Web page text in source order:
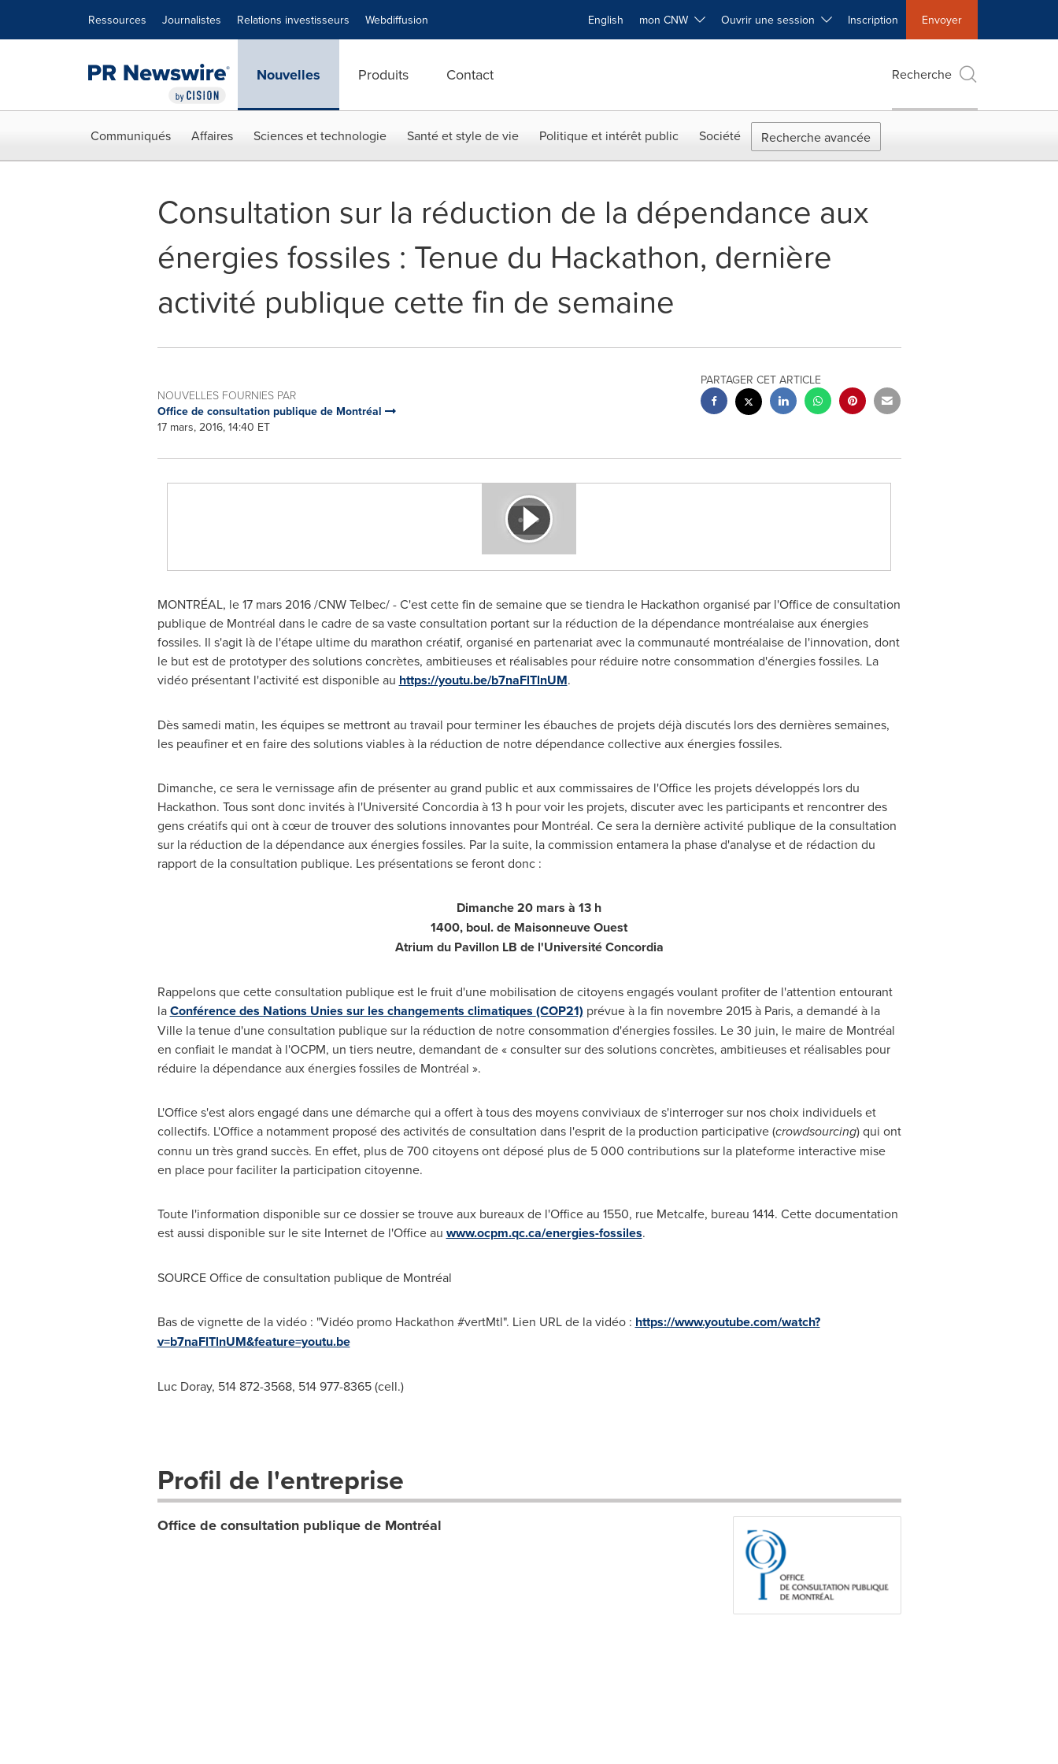
Ressources Journalistes Relations investisseurs Webdiffusion English mon CNW Ouvrir une session Inscription Envoyer
Nouvelles Produits Contact Recherche
Communiqués Affaires Sciences et technologie Santé et style de vie Politique et intérêt public Société Recherche avancée
Consultation sur la réduction de la dépendance aux
énergies fossiles : Tenue du Hackathon, dernière
activité publique cette fin de semaine
NOUVELLES FOURNIES PAR
Office de consultation publique de Montréal
17 mars, 2016, 14:40 ET
PARTAGER CET ARTICLE
MONTRÉAL, le 17 mars 2016 /CNW Telbec/ - C'est cette fin de semaine que se tiendra le Hackathon organisé par l'Office de consultation
publique de Montréal dans le cadre de sa vaste consultation portant sur la réduction de la dépendance montréalaise aux énergies
fossiles. Il s'agit là de l'étape ultime du marathon créatif, organisé en partenariat avec la communauté montréalaise de l'innovation, dont
le but est de prototyper des solutions concrètes, ambitieuses et réalisables pour réduire notre consommation d'énergies fossiles. La
vidéo présentant l'activité est disponible au https://youtu.be/b7naFlTlnUM.
Dès samedi matin, les équipes se mettront au travail pour terminer les ébauches de projets déjà discutés lors des dernières semaines,
les peaufiner et en faire des solutions viables à la réduction de notre dépendance collective aux énergies fossiles.
Dimanche, ce sera le vernissage afin de présenter au grand public et aux commissaires de l'Office les projets développés lors du
Hackathon. Tous sont donc invités à l'Université Concordia à 13 h pour voir les projets, discuter avec les participants et rencontrer des
gens créatifs qui ont à cœur de trouver des solutions innovantes pour Montréal. Ce sera la dernière activité publique de la consultation
sur la réduction de la dépendance aux énergies fossiles. Par la suite, la commission entamera la phase d'analyse et de rédaction du
rapport de la consultation publique. Les présentations se feront donc :
Dimanche 20 mars à 13 h
1400, boul. de Maisonneuve Ouest
Atrium du Pavillon LB del'Université Concordia
Rappelons que cette consultation publique est le fruit d'une mobilisation de citoyens engagés voulant profiter de l'attention entourant
laConférence des Nations Unies sur les changements climatiques (COP21) prévue à la fin novembre 2015 à Paris, a demandé à la
Ville latenue d'une consultation publique sur la réduction de notre consommation d'énergies fossiles. Le 30 juin, le maire de Montréal
en confiait le mandat à l'OCPM, un tiers neutre, demandant de « consulter sur des solutions concrètes, ambitieuses et réalisables pour
réduire la dépendance aux énergies fossiles de Montréal ».
L'Office s'est alors engagé dans une démarche qui a offert à tous des moyens conviviaux de s'interroger sur nos choix individuels et
collectifs. L'Office a notamment proposé des activités de consultation dans l'esprit de la production participative (crowdsourcing) qui ont
connu un très grand succès. En effet, plus de 700 citoyens ont déposé plus de 5 000 contributions sur la plateforme interactive mise
en place pour faciliter la participation citoyenne.
Toute l'information disponible sur ce dossier se trouve aux bureaux de l'Office au 1550, rue Metcalfe, bureau 1414. Cette documentation
est aussi disponible sur le site Internet de l'Office au www.ocpm.qc.ca/energies-fossiles.
SOURCE Office de consultation publique de Montréal
Bas de vignette de la vidéo : "Vidéo promo Hackathon #vertMtl". Lien URL de la vidéo : https://www.youtube.com/watch?
v=b7naFlTlnUM&feature=youtu.be
Luc Doray, 514 872-3568, 514 977-8365 (cell.)
Profil de l'entreprise
Office de consultation publique de Montréal